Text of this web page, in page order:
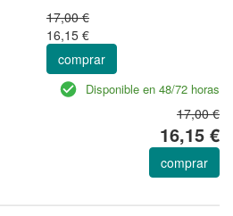
17,00 €
16,15 €
comprar
Disponible en 48/72 horas
17,00 €
16,15 €
comprar